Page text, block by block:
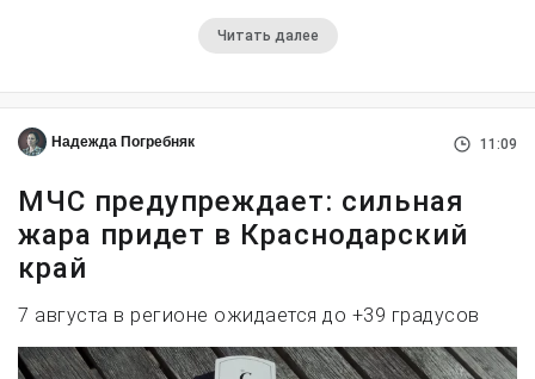
Читать далее
Надежда Погребняк 11:09
МЧС предупреждает: сильная
жара придет в Краснодарский
край
7 августа в регионе ожидается до +39 градусов